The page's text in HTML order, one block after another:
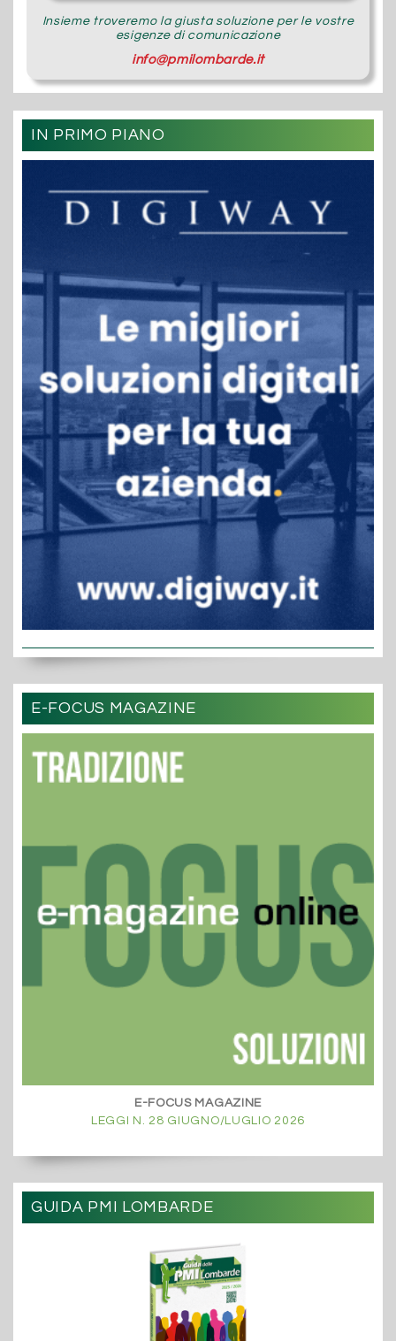
Insieme troveremo la giusta soluzione per le vostre
esigenze di comunicazione
info@pmilombarde.it
IN PRIMO PIANO
E-FOCUS MAGAZINE
E-FOCUS MAGAZINE
LEGGI N. 28 GIUGNO/LUGLIO 2026
GUIDA PMI LOMBARDE